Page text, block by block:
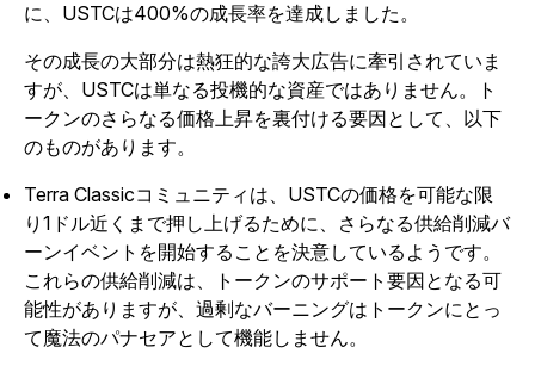
に、USTCは400%の成長率を達成しました。
その成長の大部分は熱狂的な誇大広告に牽引されていま
すが、USTCは単なる投機的な資産ではありません。ト
ークンのさらなる価格上昇を裏付ける要因として、以下
のものがあります。
Terra Classicコミュニティは、USTCの価格を可能な限
り1ドル近くまで押し上げるために、さらなる供給削減バ
ーンイベントを開始することを決意しているようです。
これらの供給削減は、トークンのサポート要因となる可
能性がありますが、過剰なバーニングはトークンにとっ
て魔法のパナセアとして機能しません。